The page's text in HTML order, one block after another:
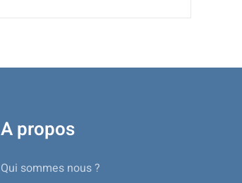
A propos
Qui sommes nous ?